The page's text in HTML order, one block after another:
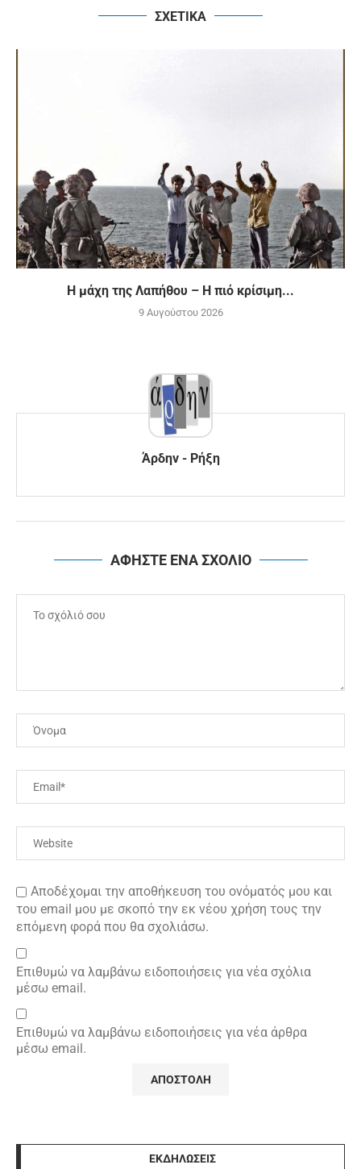
ΣΧΕΤΙΚΑ
H μάχη της Λαπήθου – Η πιό κρίσιμη...
9 Αυγούστου 2026
Άρδην - Ρήξη
ΑΦΗΣΤΕ ΕΝΑ ΣΧΟΛΙΟ
Αποδέχομαι την αποθήκευση του ονόματός μου και
του email μου με σκοπό την εκ νέου χρήση τους την
επόμενη φορά που θα σχολιάσω.
Επιθυμώ να λαμβάνω ειδοποιήσεις για νέα σχόλια
μέσω email.
Επιθυμώ να λαμβάνω ειδοποιήσεις για νέα άρθρα
μέσω email.
ΕΚΔΗΛΩΣΕΙΣ